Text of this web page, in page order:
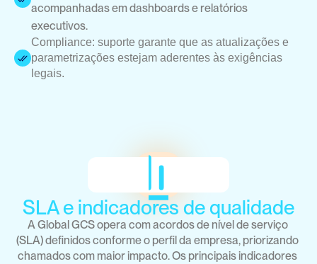
acompanhadas em dashboards e relatórios
executivos.
Compliance: suporte garante que as atualizações e
parametrizações estejam aderentes às exigências
legais.
SLA e indicadores de qualidade
A Global GCS opera com acordos de nível de serviço
(SLA) definidos conforme o perfil da empresa, priorizando
chamados com maior impacto. Os principais indicadores